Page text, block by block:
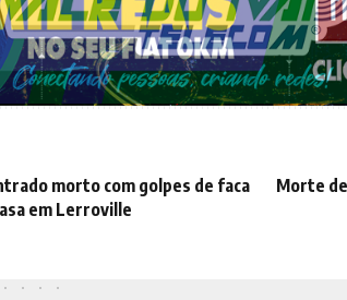
morto com golpes de faca
em Lerroville
Morte